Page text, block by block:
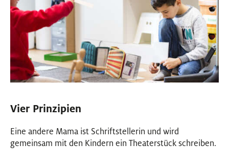
Vier Prinzipien
Eine andere Mama ist Schriftstellerin und wird
gemeinsam mit den Kindern ein Theaterstück schreiben.